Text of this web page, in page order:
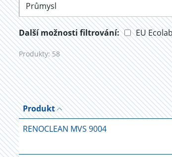
Průmysl
Další možnosti filtrování: EU
Produkty:58
Produkt
RENOCLEAN MVS 9004